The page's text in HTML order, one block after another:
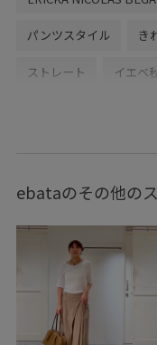
パンツスタイル き
ストレート イエベ
ショルダー
SHE36200
26SS_salon_weblimited
2WAYで使える
きれいめ
ebataのその他の